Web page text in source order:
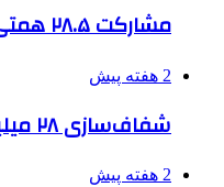
مشارکت ۲۸.۵ همتی خیران در مدرسه‌سازی
2 هفته پیش
شفاف‌سازی ۲۸ میلیارد یورو تعهدات ارزی
2 هفته پیش